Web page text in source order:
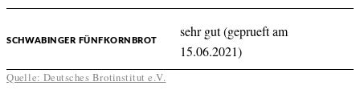
SCHWABINGER FÜNFKORNBROT
sehr gut (geprueft am
15.06.2021)
Quelle: Deutsches Brotinstitut e.V.